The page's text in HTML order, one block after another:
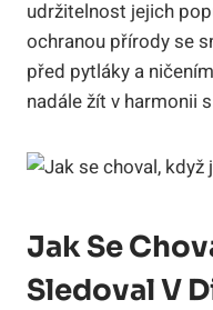
udržitelnost jejich
ochranou přírody se
před pytláky a
nadále žít v harmonii
Jak Se
Sledoval V